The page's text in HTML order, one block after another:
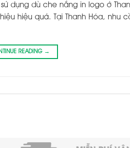
dụng dù che nắng in logo ở
hiệu quả. Tại Thanh Hóa, nhu
READING →